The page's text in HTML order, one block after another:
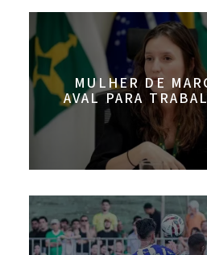
MULHER DE
AVAL PARA